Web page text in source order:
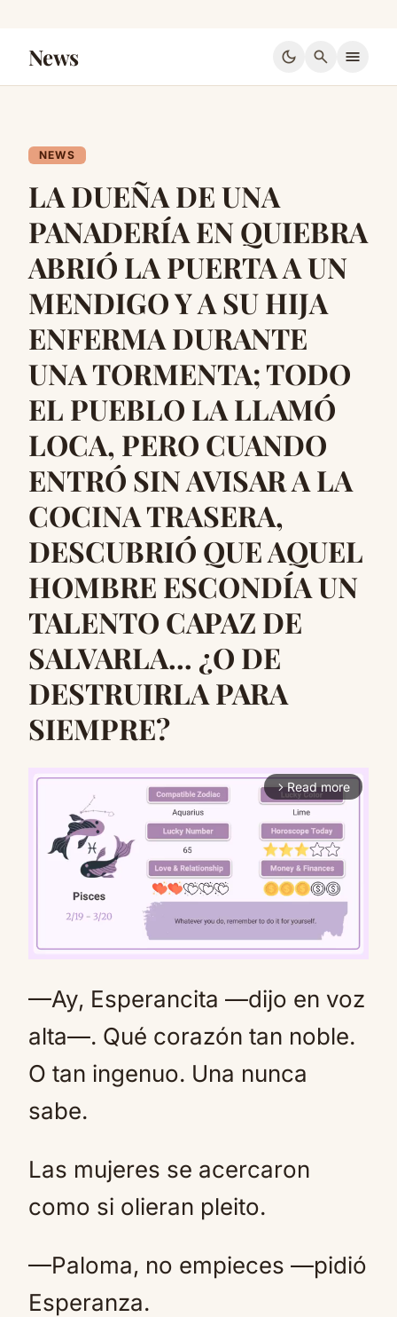
News dark_mode search menu
NEWS
LA DUEÑA DE UNA
PANADERÍA EN QUIEBRA
ABRIÓ LA PUERTA A UN
MENDIGO Y A SU HIJA
ENFERMA DURANTE
UNA TORMENTA; TODO
EL PUEBLO LA LLAMÓ
LOCA, PERO CUANDO
ENTRÓ SIN AVISAR A LA
COCINA TRASERA,
DESCUBRIÓ QUE AQUEL
HOMBRE ESCONDÍA UN
TALENTO CAPAZ DE
SALVARLA… ¿O DE
DESTRUIRLA PARA
SIEMPRE?
arrow_forward_ios Read more
Mute
—Ay, Esperancita —dijo en voz
alta—. Qué corazón tan noble.
O tan ingenuo. Una nunca
sabe.
Las mujeres se acercaron
como si olieran pleito.
—Paloma, no empieces —pidió
Esperanza.